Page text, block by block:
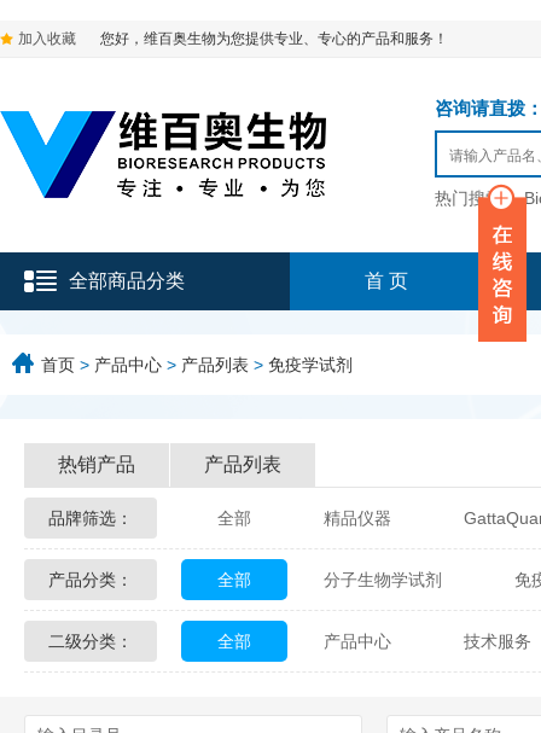
加入收藏 您好，维百奥生物为您提供专业、专心的产品和服务！
咨询请直拨
热门搜索：
全部商品分类 首 页
首页 > 产品中心 > 产品列表 > 免疫学试剂
热销产品 产品列表
品牌筛选： 全部 精品仪器
Glycon Biochem Sterlitech
Echelon Biosciences Verichem
产品分类： 全部 分子生物学试剂 免
化学及生物化学试剂 材料学试剂
二级分类： 全部 产品中心 技术服务